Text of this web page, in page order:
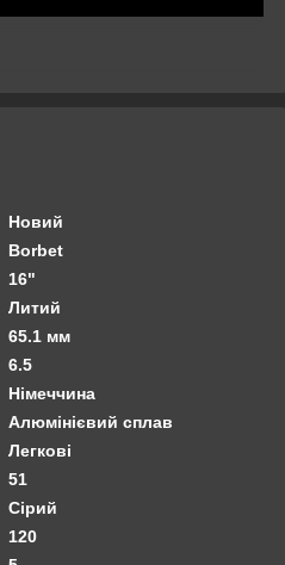
Новий
Borbet
16"
Литий
65.1 мм
6.5
Німеччина
Алюмінієвий сплав
Легкові
51
Сірий
120